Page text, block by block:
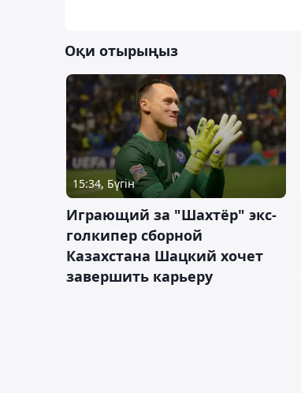
Оқи отырыңыз
15:34, Бүгін
Играющий за "Шахтёр" экс-
голкипер сборной
Казахстана Шацкий хочет
завершить карьеру